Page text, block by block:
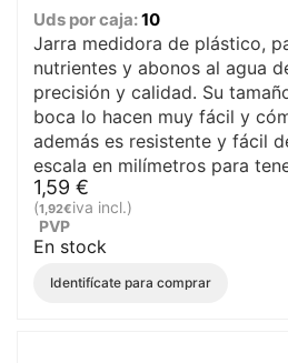
Uds por caja:10
Jarra medidora de plástico,
nutrientes y abonos al agua
precisión y calidad. Su
boca lo hacen muy fácil y
además es resistente y fácil
escala en milímetros para
1,59 €
(1,92€
PVP
iva incl.)
En stock
Identifícate para comprar